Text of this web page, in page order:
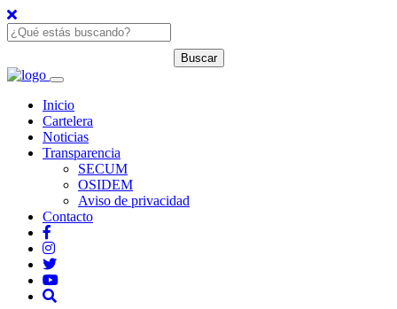
Inicio
Cartelera
Noticias
Transparencia
SECUM
OSIDEM
Aviso de privacidad
Contacto